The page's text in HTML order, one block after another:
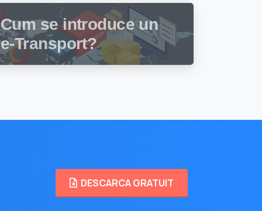
stocuri Facturis
Cum se introduce un
e-Transport?
DESCARCA GRATUIT